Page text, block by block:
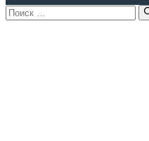
Поиск: